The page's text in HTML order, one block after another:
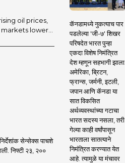
oil prices,
lower...
सेन्सेक्स पाचशे
निफ्टी २३, २००
कॅनडामध्ये नुकत्याच पार
पडलेल्या 'जी-७' शिखर
परिषदेत भारत पुन्हा
एकदा विशेष निमंत्रित
देश म्हणून सहभागी झाला.
अमेरिका, ब्रिटन,
फ्रान्स, जर्मनी, इटली,
जपान आणि कॅनडा या
सात विकसित
अर्थव्यवस्थांच्या गटाचा
भारत सदस्य नसला, तरी
गेल्या काही वर्षांपासून
भारताला सातत्याने
निमंत्रित करण्यात येत
आहे. त्यामुळे या मंचावर